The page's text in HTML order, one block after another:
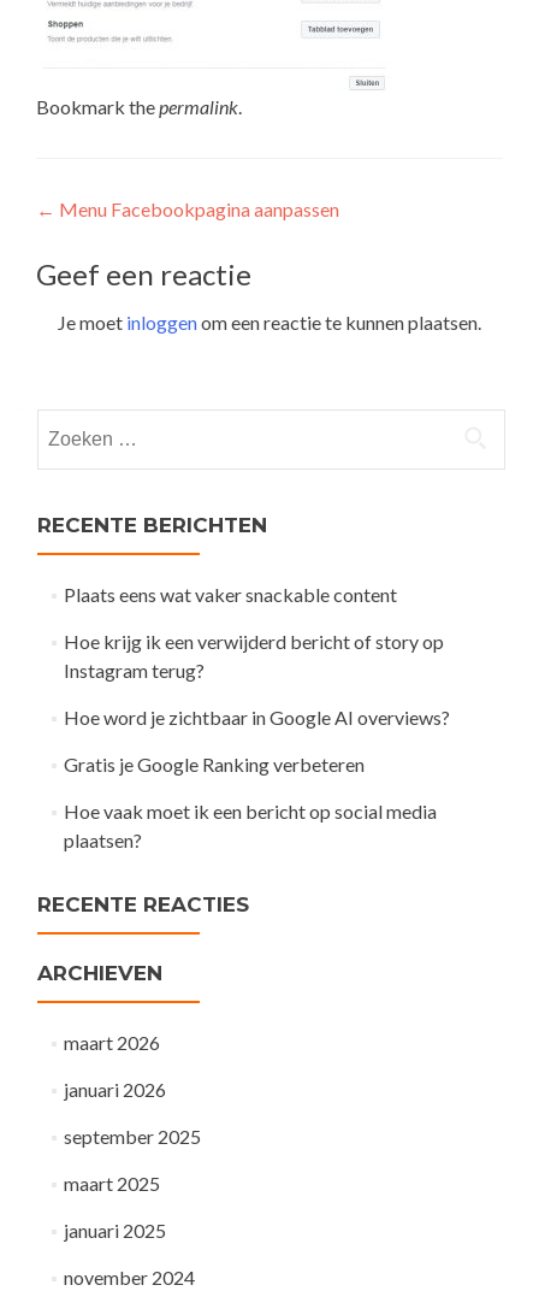
Bookmark thepermalink.
Post
navigation
← Menu Facebookpagina aanpassen
Geef een reactie
Je moet inloggenom een reactie te kunnen plaatsen.
naar:
RECENTE BERICHTEN
Plaats eens wat vaker snackable content
Hoe krijg ik een verwijderd bericht of story op
Instagram terug?
Hoe word je zichtbaar in Google AI overviews?
Gratis je Google Ranking verbeteren
Hoe vaak moet ik een bericht op social media
plaatsen?
RECENTE REACTIES
ARCHIEVEN
maart 2026
januari 2026
september 2025
maart 2025
januari 2025
november 2024